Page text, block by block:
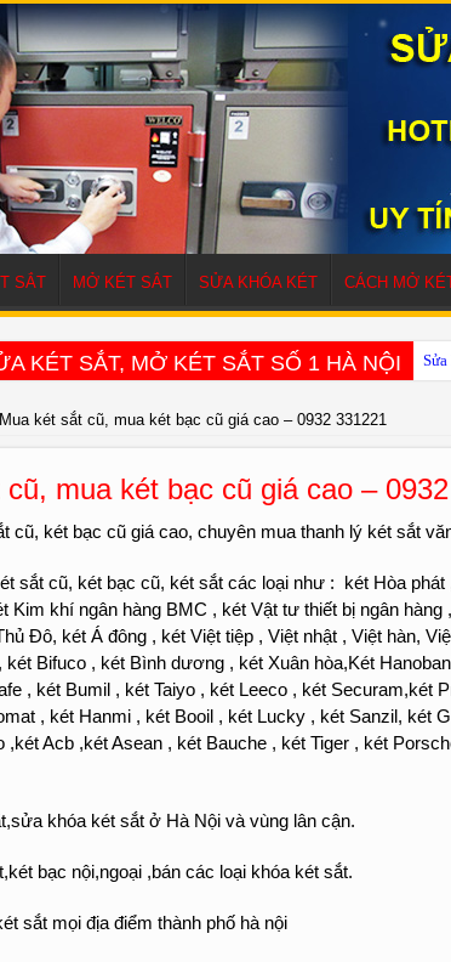
SẮT MỞ KÉT SẮT SỬA KHÓA KÉT CÁCH MỞ
KÉT SẮT, MỞ KÉT SẮT SỐ 1 HÀ NỘI
Mua két sắt cũ, mua két bạc cũ giá cao – 0932 331221
mua két bạc cũ giá cao –
cũ, két bạc cũ giá cao, chuyên mua thanh lý két sắt
sắt cũ, két bạc cũ, két sắt các loại như : két Hòa
Kim khí ngân hàng BMC , két Vật tư thiết bị ngân
Đô, két Á đông , két Việt tiệp , Việt nhật , Việt hàn,
két Bifuco , két Bình dương , két Xuân hòa,Két
, két Bumil , két Taiyo , két Leeco , két Securam,két
, két Hanmi , két Booil , két Lucky , két Sanzil, két
,két Acb ,két Asean , két Bauche , két Tiger , két
khóa két sắt ở Hà Nội và vùng lân cận.
bạc nội,ngoại ,bán các loại khóa két sắt.
sắt mọi địa điểm thành phố hà nội